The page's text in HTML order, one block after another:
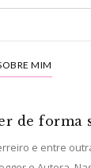
MIM
de forma
e entre